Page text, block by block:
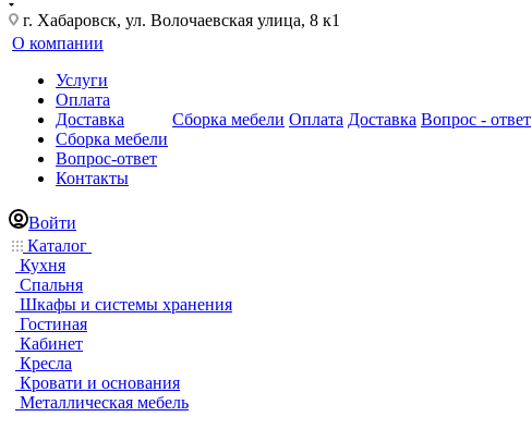
г. Хабаровск, ул. Волочаевская улица, 8 к1
О компании
Услуги
Оплата
Доставка
Сборка мебели
Вопрос-ответ
Контакты
Сборка мебели Оплата Доставка Вопрос - ответ
Войти
Каталог
Кухня
Спальня
Шкафы и системы хранения
Гостиная
Кабинет
Кресла
Кровати и основания
Металлическая мебель